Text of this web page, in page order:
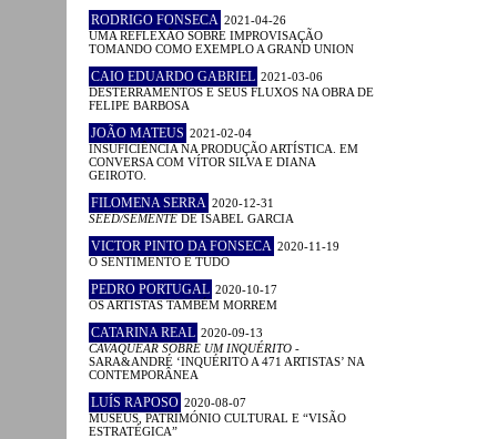
RODRIGO FONSECA 2021-04-26
UMA REFLEXÃO SOBRE IMPROVISAÇÃO
TOMANDO COMO EXEMPLO A GRAND UNION
CAIO EDUARDO GABRIEL 2021-03-06
DESTERRAMENTOS E SEUS FLUXOS NA OBRA DE
FELIPE BARBOSA
JOÃO MATEUS 2021-02-04
INSUFICIÊNCIA NA PRODUÇÃO ARTÍSTICA. EM
CONVERSA COM VÍTOR SILVA E DIANA
GEIROTO.
FILOMENA SERRA 2020-12-31
SEED/SEMENTE DE ISABEL GARCIA
VICTOR PINTO DA FONSECA 2020-11-19
O SENTIMENTO É TUDO
PEDRO PORTUGAL 2020-10-17
OS ARTISTAS TAMBÉM MORREM
CATARINA REAL 2020-09-13
CAVAQUEAR SOBRE UM INQUÉRITO -
SARA&ANDRÉ ‘INQUÉRITO A 471 ARTISTAS’ NA
CONTEMPORÂNEA
LUÍS RAPOSO 2020-08-07
MUSEUS, PATRIMÓNIO CULTURAL E “VISÃO
ESTRATÉGICA”